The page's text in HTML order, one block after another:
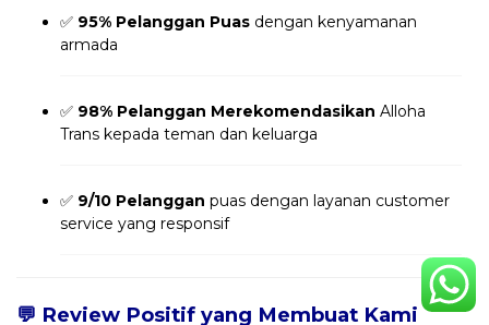
✅ 95% Pelanggan Puas dengan kenyamanan
armada
✅ 98% Pelanggan Merekomendasikan Alloha
Trans kepada teman dan keluarga
✅ 9/10 Pelanggan puas dengan layanan customer
service yang responsif
💬 Review Positif yang Membuat Kami